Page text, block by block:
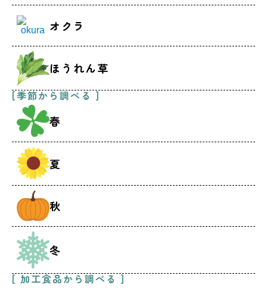
オクラ
ほうれん草
[季節から調べる ]
春
夏
秋
冬
[ 加工食品から調べる ]